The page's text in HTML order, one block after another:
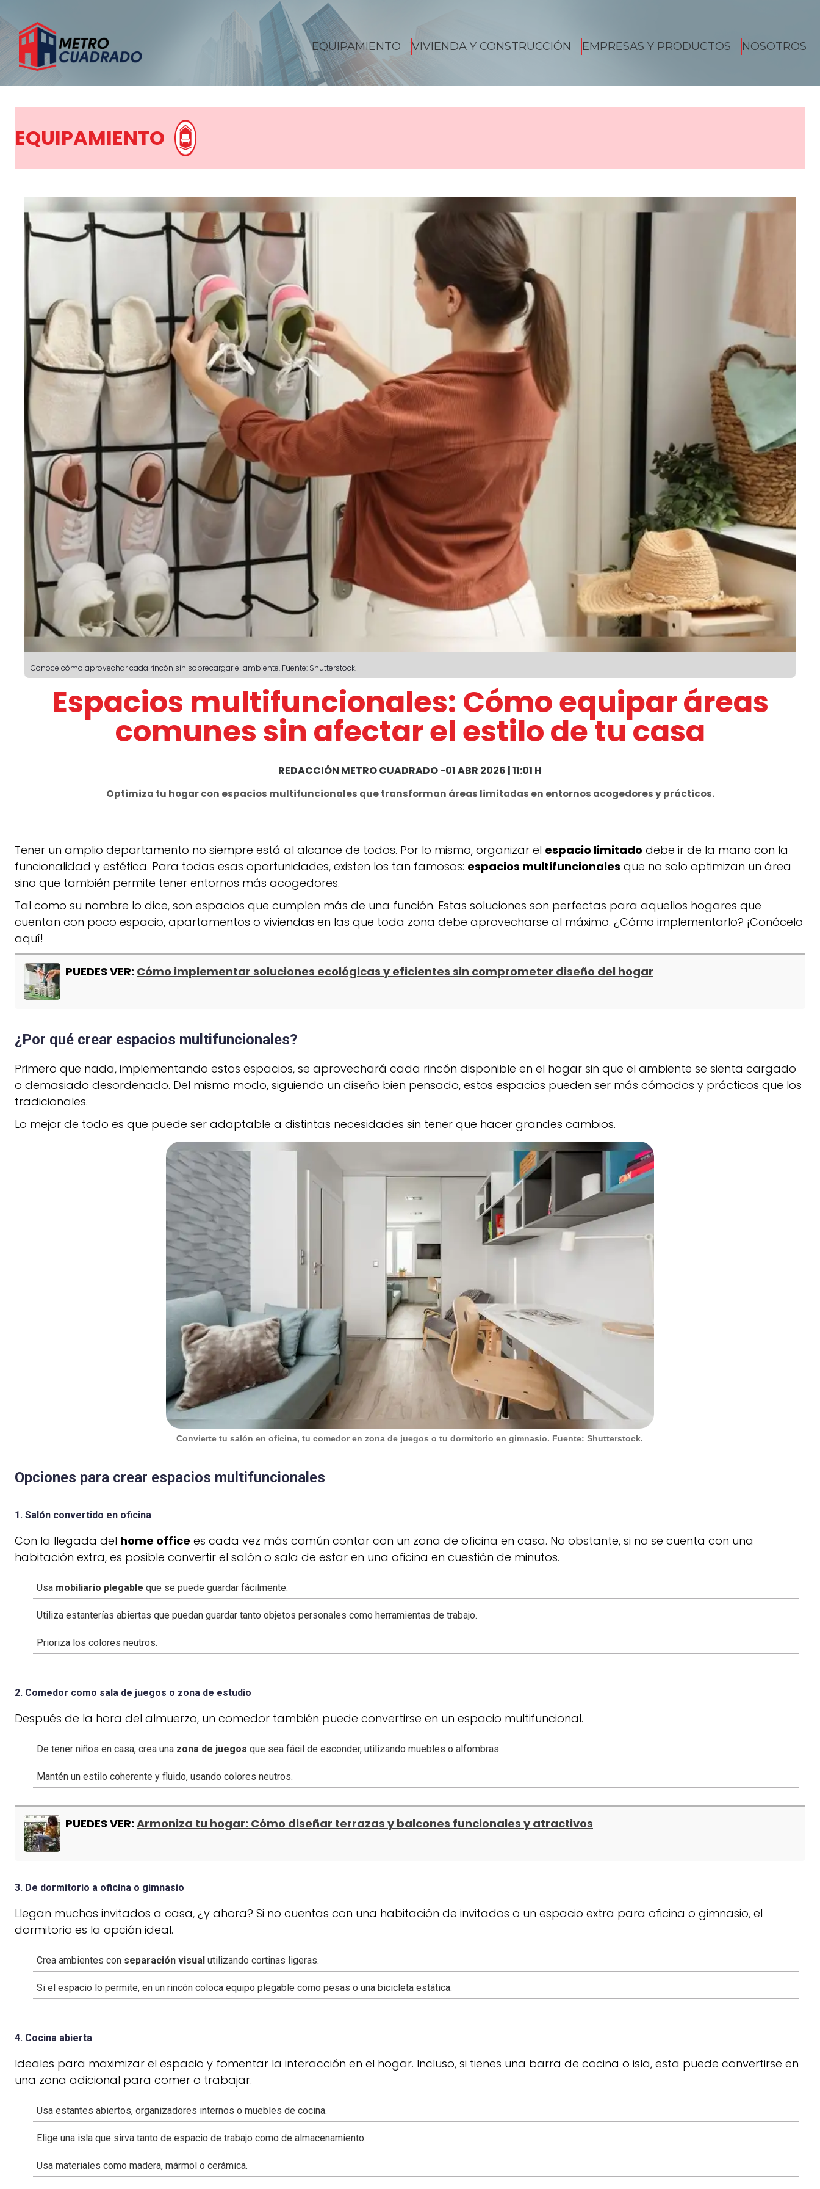
EQUIPAMIENTO VIVIENDA Y CONSTRUCCIÓN EMPRESAS Y PRODUCTOS NOSOTROS
EQUIPAMIENTO
Conoce cómo aprovechar cada rincón sin sobrecargar el ambiente. Fuente: Shutterstock.
Espacios multifuncionales: Cómo equipar áreas
comunes sin afectar el estilo de tu casa
REDACCIÓN METRO CUADRADO-01 ABR 2026 | 11:01 H
Optimiza tu hogar con espacios multifuncionales que transforman áreas limitadas en entornos acogedores y prácticos.
Tener un amplio departamento no siempre está al alcance de todos. Por lo mismo, organizar el espacio limitado debe ir de la mano con la
funcionalidad y estética. Para todas esas oportunidades, existen los tan famosos: espacios multifuncionales que no solo optimizan un área
sino que también permite tener entornos más acogedores.
Tal como su nombre lo dice, son espacios que cumplen más de una función. Estas soluciones son perfectas para aquellos hogares que
cuentan con poco espacio, apartamentos o viviendas en las que toda zona debe aprovecharse al máximo. ¿Cómo implementarlo? ¡Conócelo
aquí!
PUEDES VER: Cómo implementar soluciones ecológicas y eficientes sin comprometer diseño del hogar
¿Por qué crear espacios multifuncionales?
Primero que nada, implementando estos espacios, se aprovechará cada rincón disponible en el hogar sin que el ambiente se sienta cargado
o demasiado desordenado. Del mismo modo, siguiendo un diseño bien pensado, estos espacios pueden ser más cómodos y prácticos que los
tradicionales.
Lo mejor de todo es que puede ser adaptable a distintas necesidades sin tener que hacer grandes cambios.
Convierte tu salón en oficina, tu comedor en zona de juegos o tu dormitorio en gimnasio. Fuente: Shutterstock.
Opciones para crear espacios multifuncionales
1. Salón convertido en oficina
Con la llegada del home office es cada vez más común contar con un zona de oficina en casa. No obstante, si no se cuenta con una
habitación extra, es posible convertir el salón o sala de estar en una oficina en cuestión de minutos.
Usa mobiliario plegable que se puede guardar fácilmente.
Utiliza estanterías abiertas que puedan guardar tanto objetos personales como herramientas de trabajo.
Prioriza los colores neutros.
2. Comedor como sala de juegos o zona de estudio
Después de la hora del almuerzo, un comedor también puede convertirse en un espacio multifuncional.
De tener niños en casa, crea una zona de juegos que sea fácil de esconder, utilizando muebles o alfombras.
Mantén un estilo coherente y fluido, usando colores neutros.
PUEDES VER: Armoniza tu hogar: Cómo diseñar terrazas y balcones funcionales y atractivos
3. De dormitorio a oficina o gimnasio
Llegan muchos invitados a casa, ¿y ahora? Si no cuentas con una habitación de invitados o un espacio extra para oficina o gimnasio, el
dormitorio es la opción ideal.
Crea ambientes con separación visual utilizando cortinas ligeras.
Si el espacio lo permite, en un rincón coloca equipo plegable como pesas o una bicicleta estática.
4. Cocina abierta
Ideales para maximizar el espacio y fomentar la interacción en el hogar. Incluso, si tienes una barra de cocina o isla, esta puede convertirse en
una zona adicional para comer o trabajar.
Usa estantes abiertos, organizadores internos o muebles de cocina.
Elige una isla que sirva tanto de espacio de trabajo como de almacenamiento.
Usa materiales como madera, mármol o cerámica.